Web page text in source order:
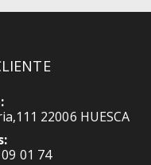
22006 HUESCA
01 74